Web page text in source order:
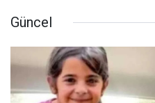
Güncel